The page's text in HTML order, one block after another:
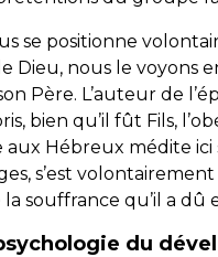
se positionne
Dieu, nous le
Père. L’auteur de
bien qu’il fût Fils,
aux Hébreux médite
s’est
la souffrance qu’il a
du